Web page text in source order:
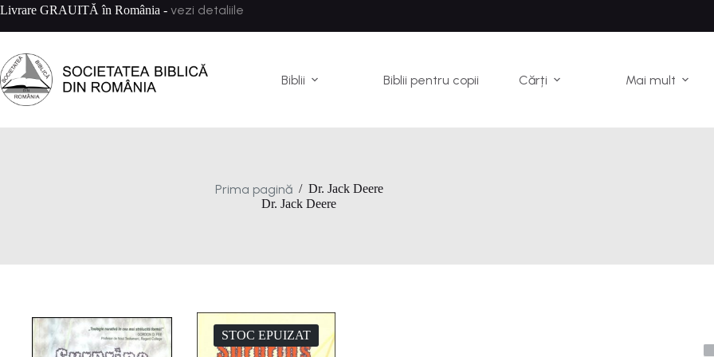
Sari
conținut
Livrare GRAUITĂ în România - vezi detaliile
Biblii Biblii pentru copii Cărți Mai mult
Prima pagină / Dr. Jack Deere
Dr. Jack Deere
STOC EPUIZAT